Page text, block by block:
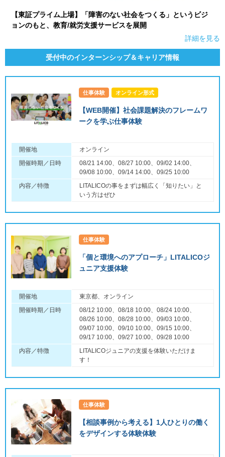
【東証プライム上場】「障害のない社会をつくる」というビジ
ョンのもと、教育/就労支援サービスを展開
詳細を見る
受付中のインターンシップ＆キャリア情報
仕事体験 オンライン形式
【WEB開催】社会課題解決のフレームワ
ークを学ぶ仕事体験
開催地
オンライン
開催時期／日時
08/21 14:00、08/27 10:00、09/02 14:00、
09/08 10:00、09/14 14:00、09/25 10:00
内容／特徴
LITALICOの事をまずは幅広く「知りたい」と
いう方はぜひ
仕事体験
「個と環境へのアプローチ」LITALICOジ
ュニア支援体験
開催地
東京都、オンライン
開催時期／日時
08/12 10:00、08/18 10:00、08/24 10:00、
08/26 10:00、08/28 10:00、09/03 10:00、
09/07 10:00、09/10 10:00、09/15 10:00、
09/17 10:00、09/27 10:00、09/28 10:00
内容／特徴
LITALICOジュニアの支援を体験いただけま
す！
仕事体験
【相談事例から考える】1人ひとりの働く
をデザインする体験体験